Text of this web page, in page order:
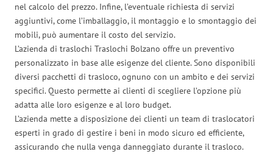
nel calcolo del prezzo. Infine, l’eventuale richiesta di servizi
aggiuntivi, come l’imballaggio, il montaggio e lo smontaggio dei
mobili, può aumentare il costo del servizio.
L’azienda di traslochi Traslochi Bolzano offre un preventivo
personalizzato in base alle esigenze del cliente. Sono disponibili
diversi pacchetti di trasloco, ognuno con un ambito e dei servizi
specifici. Questo permette ai clienti di scegliere l’opzione più
adatta alle loro esigenze e al loro budget.
L’azienda mette a disposizione dei clienti un team di traslocatori
esperti in grado di gestire i beni in modo sicuro ed efficiente,
assicurando che nulla venga danneggiato durante il trasloco.